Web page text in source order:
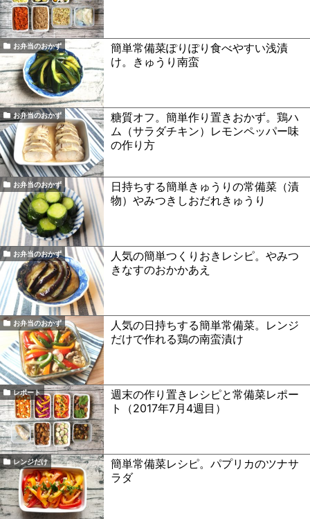
お弁当のおかず
簡単常備菜ぽりぽり食べやすい浅漬
け。きゅうり南蛮
お弁当のおかず
糖質オフ。簡単作り置きおかず。鶏ハ
ム（サラダチキン）レモンペッパー味
の作り方
お弁当のおかず
日持ちする簡単きゅうりの常備菜（漬
物）やみつきしおだれきゅうり
お弁当のおかず
人気の簡単つくりおきレシピ。やみつ
きなすのおかかあえ
お弁当のおかず
人気の日持ちする簡単常備菜。レンジ
だけで作れる鶏の南蛮漬け
レポート
週末の作り置きレシピと常備菜レポー
ト（2017年7月4週目）
レンジだけ
簡単常備菜レシピ。パプリカのツナサ
ラダ